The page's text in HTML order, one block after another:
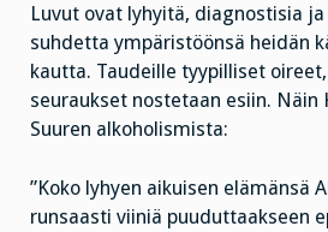
Luvut ovat lyhyitä, diagnostisia
suhdetta ympäristöönsä heidän
kautta. Taudeille tyypilliset
seuraukset nostetaan esiin. Näin
Suuren alkoholismista:
”Koko lyhyen aikuisen elämänsä
runsaasti viiniä puuduttaakseen